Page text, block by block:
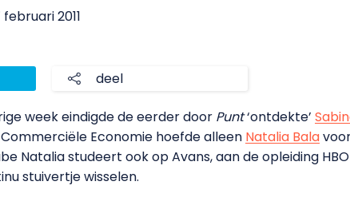
februari 2011
deel
week eindigde de eerder door Punt‘ontdekte’
Economie hoefde alleen Natalia Bala
Natalia studeert ook op Avans, aan de opleiding
stuivertje wisselen.